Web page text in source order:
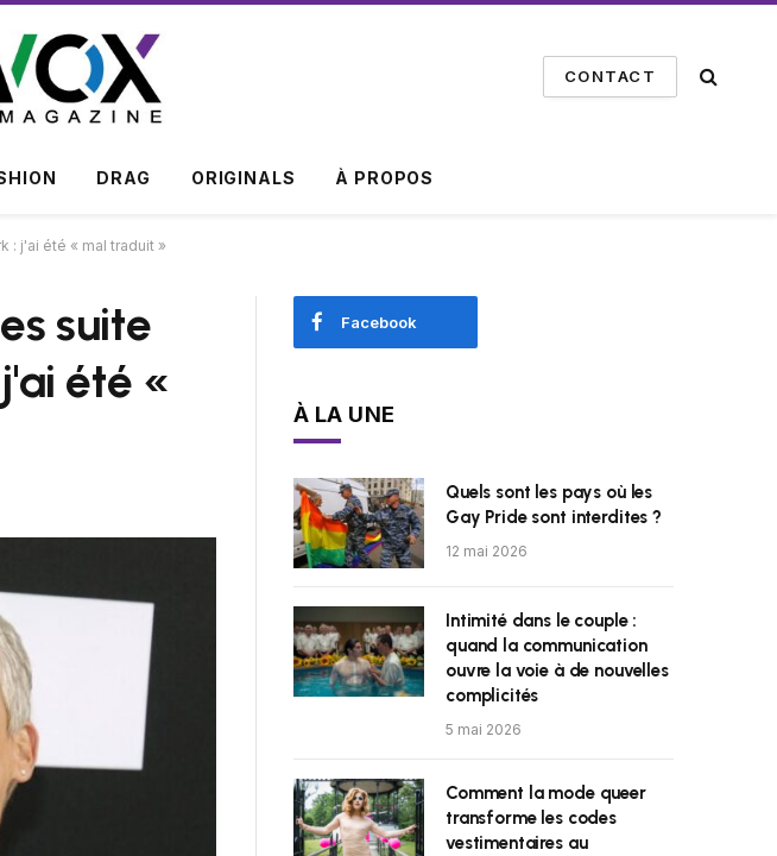
CONTACT
DRAG ORIGINALS À PROPOS
: j'ai été « mal traduit »
suite
été «
Facebook
À LA UNE
Quels sont les pays où les
Gay Pride sont interdites ?
12 mai 2026
Intimité dans le couple :
quand la communication
ouvre la voie à de nouvelles
complicités
5 mai 2026
Comment la mode queer
transforme les codes
vestimentaires au